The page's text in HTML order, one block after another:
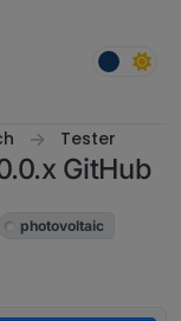
Tester
GitHub
photovoltaic